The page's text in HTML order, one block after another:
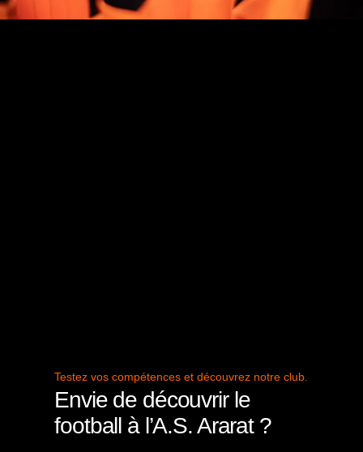
Testez vos compétences et découvrez notre club.
Envie de découvrir le
football à l’A.S. Ararat ?